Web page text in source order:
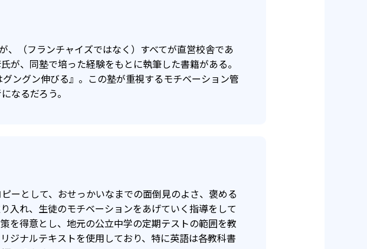
（フランチャイズではなく）すべてが直営校舎であ
が、同塾で培った経験をもとに執筆した書籍がある。
ングン伸びる』。この塾が重視するモチベーション管
なるだろう。
ーとして、おせっかいなまでの面倒見のよさ、褒める
入れ、生徒のモチベーションをあげていく指導をして
を得意とし、地元の公立中学の定期テストの範囲を教
ジナルテキストを使用しており、特に英語は各教科書